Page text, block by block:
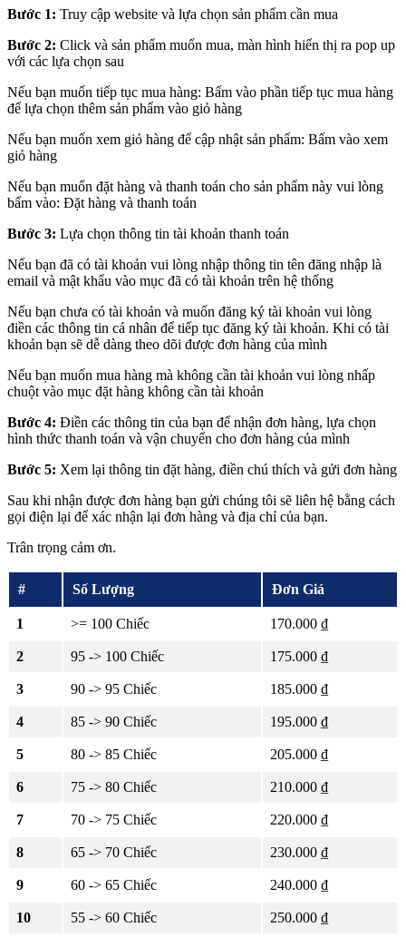
Bước 1: Truy cập website và lựa chọn sản phẩm cần mua
Bước 2: Click và sản phẩm muốn mua, màn hình hiển thị ra pop up
với các lựa chọn sau
Nếu bạn muốn tiếp tục mua hàng: Bấm vào phần tiếp tục mua hàng
để lựa chọn thêm sản phẩm vào giỏ hàng
Nếu bạn muốn xem giỏ hàng để cập nhật sản phẩm: Bấm vào xem
giỏ hàng
Nếu bạn muốn đặt hàng và thanh toán cho sản phẩm này vui lòng
bấm vào: Đặt hàng và thanh toán
Bước 3: Lựa chọn thông tin tài khoản thanh toán
Nếu bạn đã có tài khoản vui lòng nhập thông tin tên đăng nhập là
email và mật khẩu vào mục đã có tài khoản trên hệ thống
Nếu bạn chưa có tài khoản và muốn đăng ký tài khoản vui lòng
điền các thông tin cá nhân để tiếp tục đăng ký tài khoản. Khi có tài
khoản bạn sẽ dễ dàng theo dõi được đơn hàng của mình
Nếu bạn muốn mua hàng mà không cần tài khoản vui lòng nhấp
chuột vào mục đặt hàng không cần tài khoản
Bước 4: Điền các thông tin của bạn để nhận đơn hàng, lựa chọn
hình thức thanh toán và vận chuyển cho đơn hàng của mình
Bước 5: Xem lại thông tin đặt hàng, điền chú thích và gửi đơn hàng
Sau khi nhận được đơn hàng bạn gửi chúng tôi sẽ liên hệ bằng cách
gọi điện lại để xác nhận lại đơn hàng và địa chỉ của bạn.
Trân trọng cảm ơn.
# Số Lượng Đơn Giá
1 >= 100 Chiếc 170.000 ₫
2 95 -> 100 Chiếc 175.000 ₫
3 90 -> 95 Chiếc 185.000 ₫
4 85 -> 90 Chiếc 195.000 ₫
5 80 -> 85 Chiếc 205.000 ₫
6 75 -> 80 Chiếc 210.000 ₫
7 70 -> 75 Chiếc 220.000 ₫
8 65 -> 70 Chiếc 230.000 ₫
9 60 -> 65 Chiếc 240.000 ₫
10 55 -> 60 Chiếc 250.000 ₫